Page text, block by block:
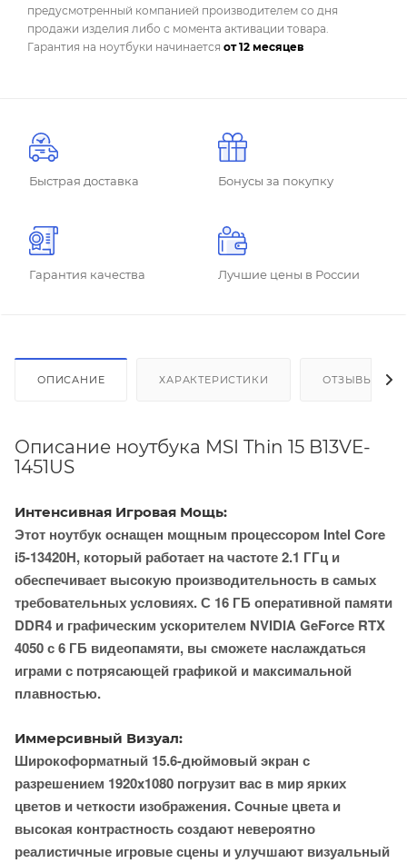
предусмотренный компанией производителем со дня
продажи изделия либо с момента активации товара.
Гарантия на ноутбуки начинается от 12 месяцев
Быстрая доставка Бонусы за покупку
Гарантия качества Лучшие цены в России
ОПИСАНИЕ ХАРАКТЕРИСТИКИ ОТЗЫВЫ
Описание ноутбука MSI Thin 15 B13VE-
1451US
Интенсивная Игровая Мощь:
Этот ноутбук оснащен мощным процессором Intel Core
i5-13420H, который работает на частоте 2.1 ГГц и
обеспечивает высокую производительность в самых
требовательных условиях. С 16 ГБ оперативной памяти
DDR4 и графическим ускорителем NVIDIA GeForce RTX
4050 с 6 ГБ видеопамяти, вы сможете наслаждаться
играми с потрясающей графикой и максимальной
плавностью.
Иммерсивный Визуал:
Широкоформатный 15.6-дюймовый экран с
разрешением 1920x1080 погрузит вас в мир ярких
цветов и четкости изображения. Сочные цвета и
высокая контрастность создают невероятно
реалистичные игровые сцены и улучшают визуальный